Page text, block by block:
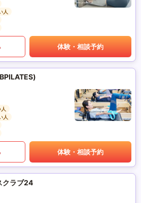
人
体験・相談予約
人
体験・相談予約
クラブ24